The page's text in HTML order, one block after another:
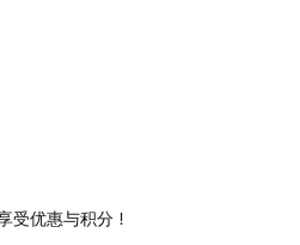
享受优惠与积分！